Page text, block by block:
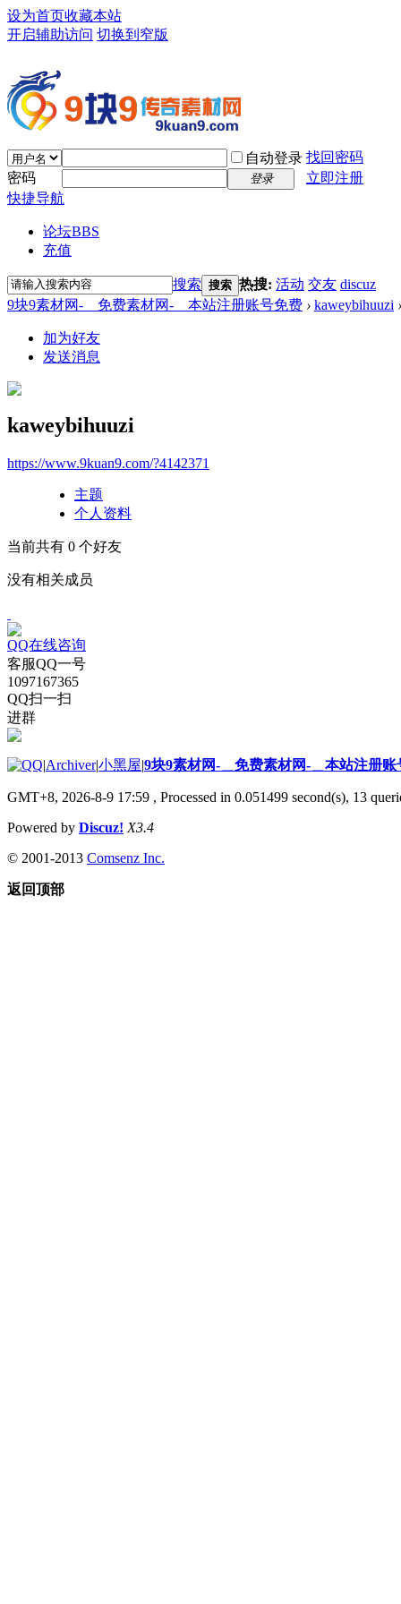
设为首页收藏本站
开启辅助访问 切换到窄版
自动登录 找回密码
密码
登录
立即注册
快捷导航
论坛BBS
充值
搜索 搜索 热搜: 活动 交友 discuz
9块9素材网-＿免费素材网-＿本站注册账号免费 › kaweybihuuzi ›
加为好友
发送消息
kaweybihuuzi
https://www.9kuan9.com/?4142371
主题
个人资料
当前共有 0 个好友
没有相关成员
QQ在线咨询
客服QQ一号
1097167365
QQ扫一扫
进群
|Archiver|小黑屋|9块9素材网-＿免费素材网-＿本站注册账
GMT+8, 2026-8-9 17:59 , Processed in 0.051499 second(s), 13
Powered by Discuz! X3.4
© 2001-2013 Comsenz Inc.
返回顶部